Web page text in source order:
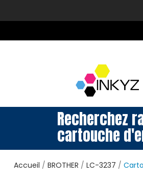
Recherchez
cartouche
Accueil BROTHER LC-3237